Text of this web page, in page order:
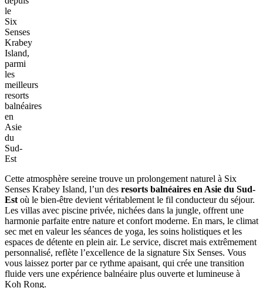
le
Six
Senses
Krabey
Island,
parmi
les
meilleurs
resorts
balnéaires
en
Asie
du
Sud-
Est
Cette atmosphère sereine trouve un prolongement naturel à Six
Senses Krabey Island, l’un des resorts balnéaires en Asie du Sud-
Est où le bien-être devient véritablement le fil conducteur du séjour.
Les villas avec piscine privée, nichées dans la jungle, offrent une
harmonie parfaite entre nature et confort moderne. En mars, le climat
sec met en valeur les séances de yoga, les soins holistiques et les
espaces de détente en plein air. Le service, discret mais extrêmement
personnalisé, reflète l’excellence de la signature Six Senses. Vous
vous laissez porter par ce rythme apaisant, qui crée une transition
fluide vers une expérience balnéaire plus ouverte et lumineuse à
Koh Rong.